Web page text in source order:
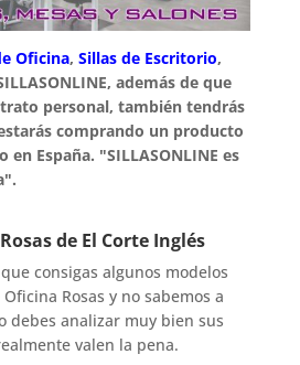
Oficina, Sillas de Escritorio,
además de que
personal, también tendrás
comprando un producto
en España. "SILLASONLINE es
de El Corte Inglés
consigas algunos modelos
Rosas y no sabemos a
debes analizar muy bien sus
valen la pena.